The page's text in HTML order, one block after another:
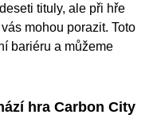
tituly, ale při hře
mohou porazit. Toto
bariéru a můžeme
hra Carbon City